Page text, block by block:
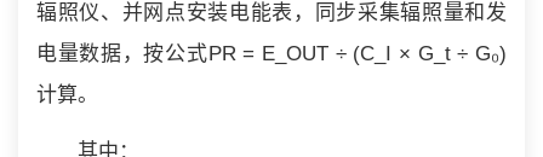
辐照仪、并网点安装电能表，同步采集辐照量和发
电量数据，按公式PR = E_OUT ÷ (C_I × G_t ÷ G₀)
计算。
其中：